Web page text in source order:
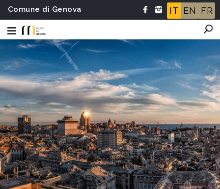
Comune di Genova IT EN FR